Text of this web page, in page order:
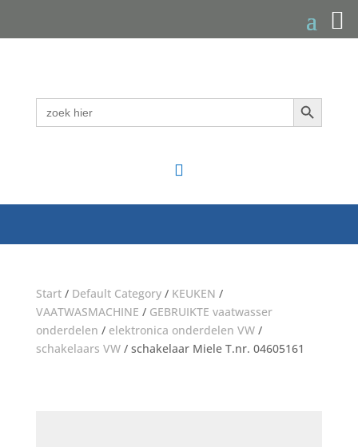
Zoek
naar:
Zoekknop

Start/ Default Category/ KEUKEN /
VAATWASMACHINE / GEBRUIKTE vaatwasser
onderdelen / elektronica onderdelen VW/
schakelaars VW/ schakelaar Miele T.nr. 04605161